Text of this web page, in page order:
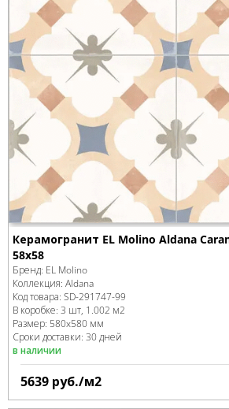
Керамогранит EL Molino Aldana
58x58
Бренд: EL Molino
Коллекция: Aldana
Код товара: SD-291747-99
В коробке: 3 шт, 1.002 м2
Размер: 580x580 мм
Сроки доставки: 30 дней
в наличии
5639 руб./м2